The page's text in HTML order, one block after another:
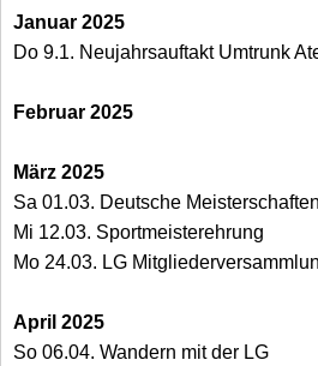
Januar 2025
Do 9.1. Neujahrsauftakt Umtrunk
Februar 2025
März 2025
Sa 01.03. Deutsche
Mi 12.03. Sportmeisterehrung
Mo 24.03. LG
April 2025
So 06.04. Wandern mit der LG